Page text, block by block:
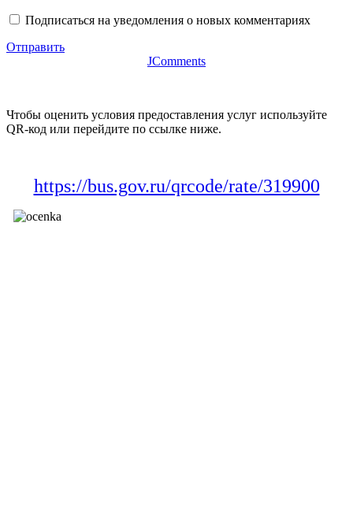
Подписаться на уведомления о новых комментариях
Отправить
JComments
Чтобы оценить условия предоставления услуг используйте
QR-код или перейдите по ссылке ниже.
https://bus.gov.ru/qrcode/rate/319900